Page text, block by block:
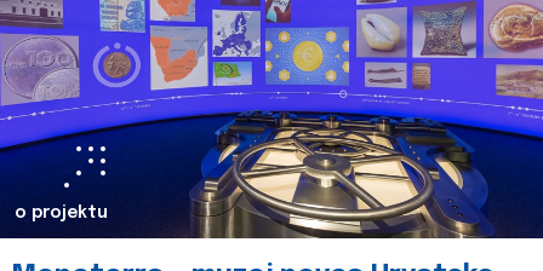
o projektu